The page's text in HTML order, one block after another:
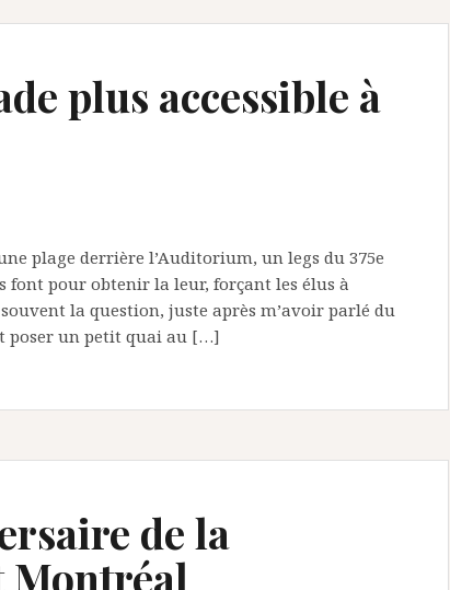
plus accessible à
plage derrière l’Auditorium, un legs du 375e
font pour obtenir la leur, forçant les élus à
la question, juste après m’avoir parlé du
poser un petit quai au […]
de la